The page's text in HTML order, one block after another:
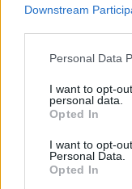
Downstream
Personal Data
I want to opt-
personal data.
Opted In
I want to opt-
Personal Data.
Opted In
Nyomtatott
Székely